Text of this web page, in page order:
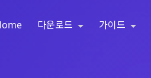
다운로드 가이드